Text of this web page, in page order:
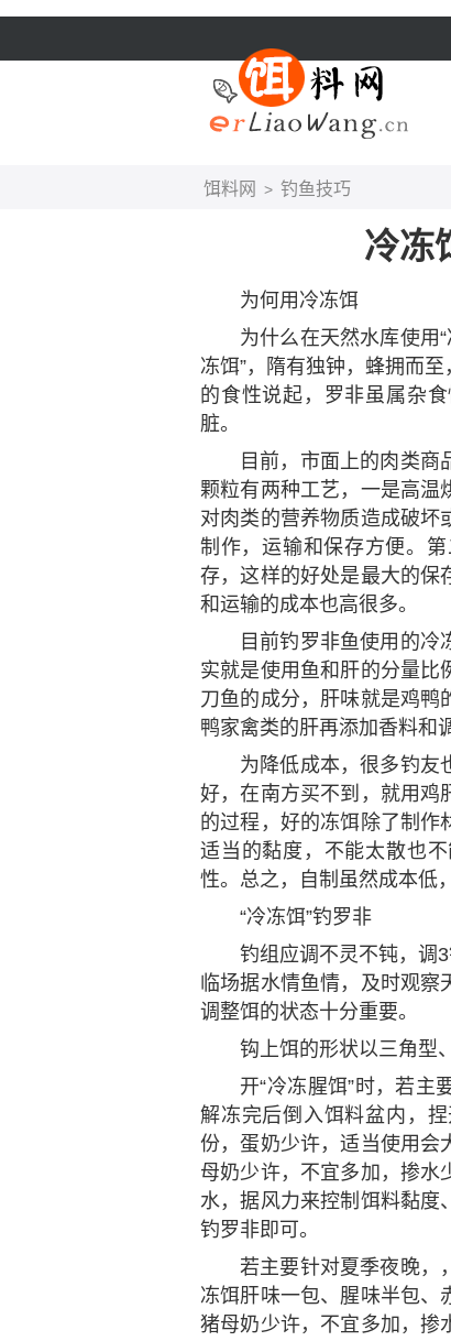
饵料网 > 钓鱼技巧
冷冻
为何用冷冻饵
为什么在天然水库使用
冻饵”，隋有独钟，蜂拥而
的食性说起，罗非虽属杂
脏。
目前，市面上的肉类商
颗粒有两种工艺，一是高温
对肉类的营养物质造成破坏
制作，运输和保存方便。
存，这样的好处是最大的保
和运输的成本也高很多。
目前钓罗非鱼使用的冷
实就是使用鱼和肝的分量比
刀鱼的成分，肝味就是鸡鸭
鸭家禽类的肝再添加香料和
为降低成本，很多钓友
好，在南方买不到，就用鸡
的过程，好的冻饵除了制作
适当的黏度，不能太散也
性。总之，自制虽然成本低
“冷冻饵”钓罗非
钓组应调不灵不钝，调
临场据水情鱼情，及时观察
调整饵的状态十分重要。
钩上饵的形状以三角型
开“冷冻腥饵”时，若主
解冻完后倒入饵料盆内，
份，蛋奶少许，适当使用会
母奶少许，不宜多加，掺水
水，据风力来控制饵料黏度
钓罗非即可。
若主要针对夏季夜晚，
冻饵肝味一包、腥味半包、
猪母奶少许，不宜多加，掺